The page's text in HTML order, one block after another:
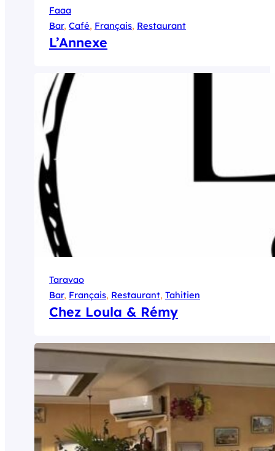
Faaa
Bar, Café, Français, Restaurant
L’Annexe
Taravao
Bar, Français, Restaurant, Tahitien
Chez Loula & Rémy